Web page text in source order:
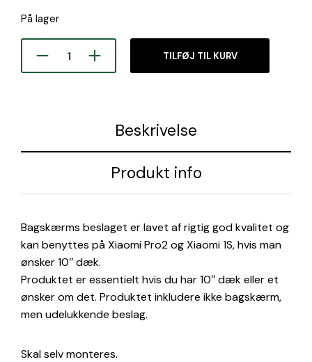
På lager
TILFØJ TIL KURV
Beskrivelse
Produkt info
Bagskærms beslaget er lavet af rigtig god kvalitet og
kan benyttes på Xiaomi Pro2 og Xiaomi 1S, hvis man
ønsker 10″ dæk.
Produktet er essentielt hvis du har 10″ dæk eller et
ønsker om det. Produktet inkludere ikke bagskærm,
men udelukkende beslag.
Skal selv monteres.